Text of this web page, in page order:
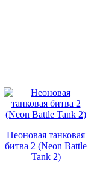
Неоновая танковая
битва 2 (Neon Battle
Tank 2)